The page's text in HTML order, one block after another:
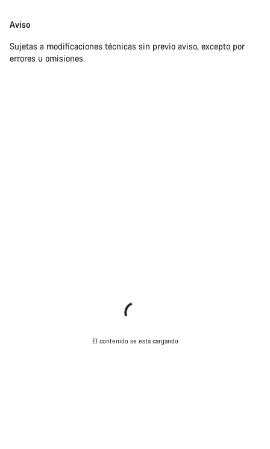
Aviso
Sujetas a modificaciones técnicas sin previo aviso, excepto por
errores u omisiones.
El contenido se está cargando